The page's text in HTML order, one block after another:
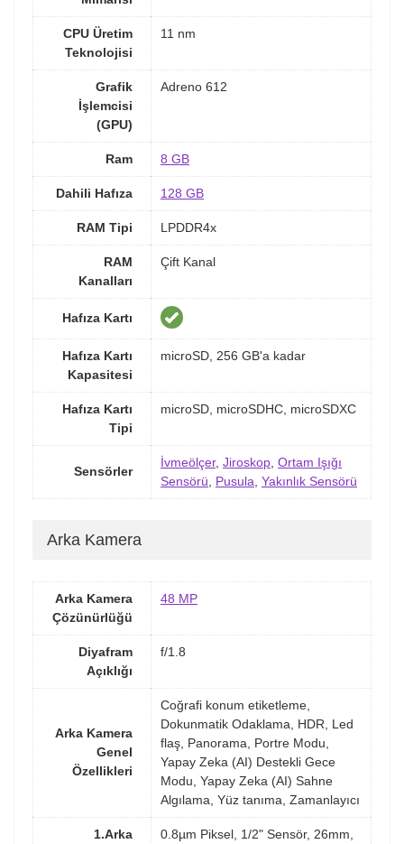
CPU Üretim
Teknolojisi
11 nm
Grafik
İşlemcisi
(GPU)
Adreno 612
Ram 8 GB
Dahili Hafıza 128 GB
RAM Tipi LPDDR4x
RAM
Kanalları
Çift Kanal
Hafıza Kartı
Hafıza Kartı
Kapasitesi
microSD, 256 GB'a kadar
Hafıza Kartı
Tipi
microSD, microSDHC, microSDXC
Sensörler
İvmeölçer, Jiroskop Ortam Işığı
Sensörü
Pusula Yakınlık Sensörü
Arka Kamera
Arka Kamera
Çözünürlüğü
48 MP
Diyafram
Açıklığı
f/1.8
Arka Kamera
Genel
Özellikleri
Coğrafi konum etiketleme,
Dokunmatik Odaklama, HDR, Led
flaş, Panorama, Portre Modu,
Yapay Zeka (AI) Destekli Gece
Modu, Yapay Zeka (AI) Sahne
Algılama, Yüz tanıma, Zamanlayıcı
1.Arka
0.8µm Piksel, 1/2" Sensör, 26mm,